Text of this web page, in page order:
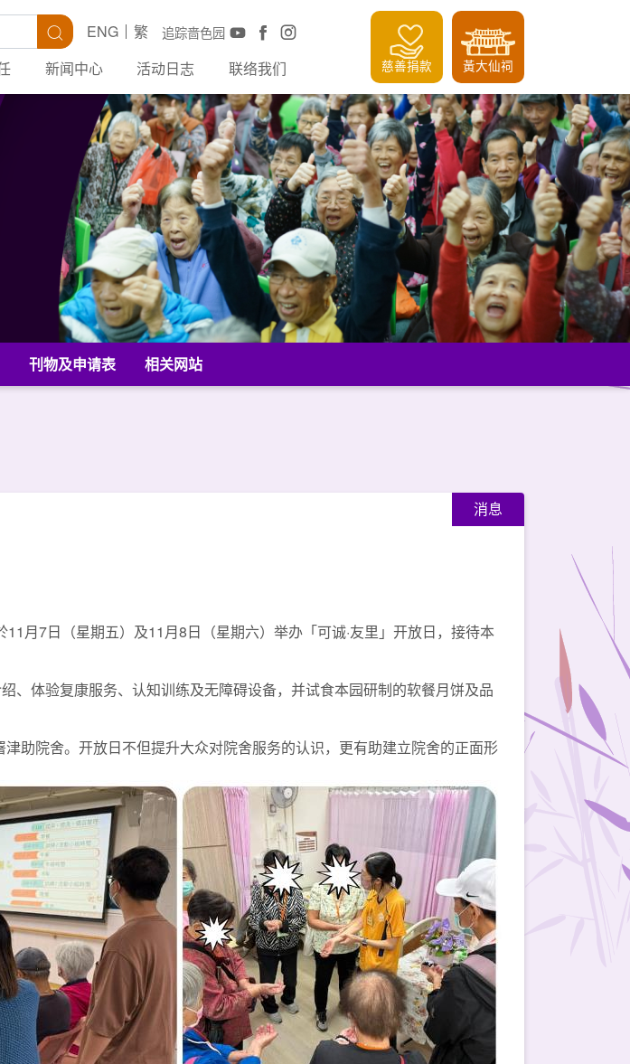
搜寻 追踪啬色园
ENG
繁
新闻中心 活动日志 联络我们 慈善捐款 黃大仙祠
刊物及申请表 相关网站
消息
月7日（星期五）及11月8日（星期六）举办「可诚·友里」开放日，接待本
、体验复康服务、认知训练及无障碍设备，并试食本园研制的软餐月饼及品
助院舍。开放日不但提升大众对院舍服务的认识，更有助建立院舍的正面形